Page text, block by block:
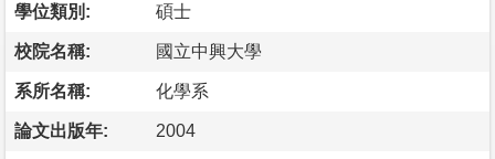
學位類別: 碩士
校院名稱: 國立中興大學
系所名稱: 化學系
論文出版年: 2004